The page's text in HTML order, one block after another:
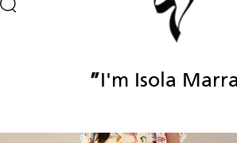
I'm Isola
”